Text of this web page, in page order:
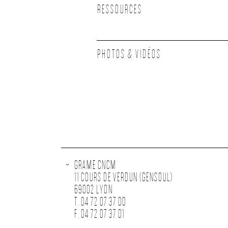
RESSOURCES
PHOTOS & VIDÉOS
GRAME CNCM
11 COURS DE VERDUN (GENSOUL)
69002 LYON
T. 04 72 07 37 00
F. 04 72 07 37 01